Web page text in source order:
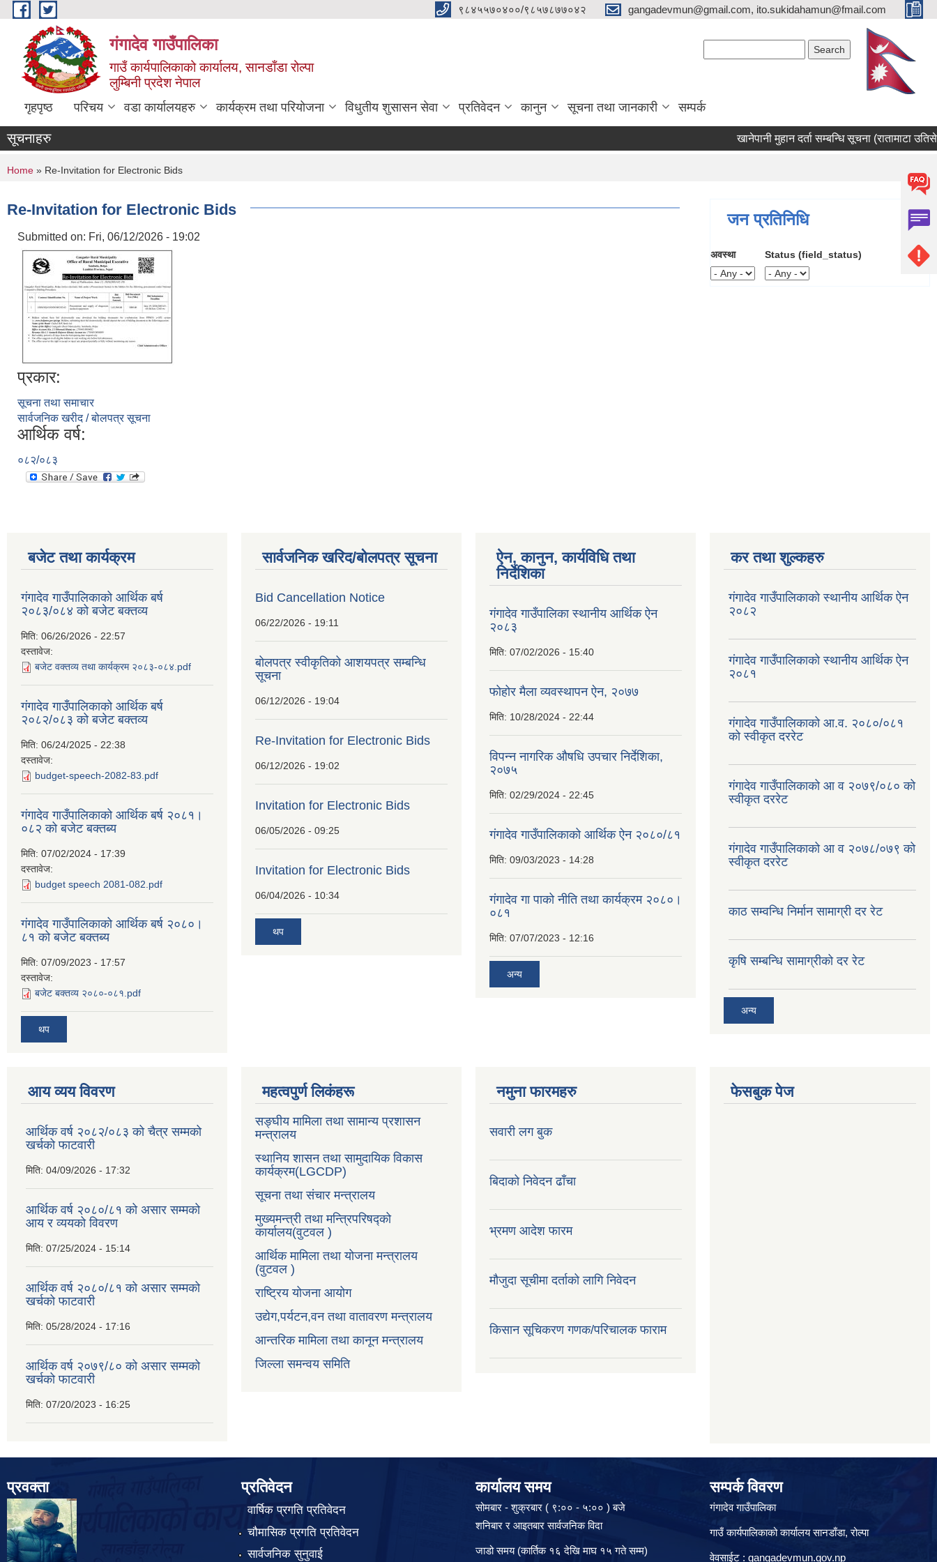
Skip to main content ९८४५५७०४००/९८५७८७७०४२ gangadevmun@gmail.com, ito.sukidahamun@fmail.com
गंगादेव गाउँपालिका
गाउँ कार्यपालिकाको कार्यालय, सानडाँडा रोल्पा
लुम्बिनी प्रदेश नेपाल
गृहपृष्ठ परिचय वडा कार्यालयहरु कार्यक्रम तथा परियोजना विधुतीय शुसासन सेवा प्रतिवेदन कानुन सूचना तथा जानकारी सम्पर्क
सूचनाहरु खानेपानी मुहान दर्ता सम्बन्धि सूचना (रातामाटा
You are here
Home » Re-Invitation for Electronic Bids
Re-Invitation for Electronic Bids
Submitted on: Fri, 06/12/2026 - 19:02
प्रकार:
सूचना तथा समाचार
सार्वजनिक खरीद / बोलपत्र सूचना
आर्थिक वर्ष:
०८२/०८३
जन प्रतिनिधि
अवस्था Status (field_status)
बजेट तथा कार्यक्रम
गंगादेव गाउँपालिकाको आर्थिक बर्ष
२०८३/०८४ को बजेट बक्तव्य
मिति: 06/26/2026 - 22:57
दस्तावेज:
बजेट वक्तव्य तथा कार्यक्रम २०८३-०८४.pdf
गंगादेव गाउँपालिकाको आर्थिक बर्ष
२०८२/०८३ को बजेट बक्तव्य
मिति: 06/24/2025 - 22:38
दस्तावेज:
budget-speech-2082-83.pdf
गंगादेव गाउँपालिकाको आर्थिक बर्ष २०८१।
०८२ को बजेट बक्तब्य
मिति: 07/02/2024 - 17:39
दस्तावेज:
budget speech 2081-082.pdf
गंगादेव गाउँपालिकाको आर्थिक बर्ष २०८०।
८१ को बजेट बक्तब्य
मिति: 07/09/2023 - 17:57
दस्तावेज:
बजेट बक्तव्य २०८०-०८१.pdf
थप
सार्वजनिक खरिद/बोलपत्र सूचना
Bid Cancellation Notice
06/22/2026 - 19:11
बोलपत्र स्वीकृतिको आशयपत्र सम्बन्धि
सूचना
06/12/2026 - 19:04
Re-Invitation for Electronic Bids
06/12/2026 - 19:02
Invitation for Electronic Bids
06/05/2026 - 09:25
Invitation for Electronic Bids
06/04/2026 - 10:34
थप
ऐन, कानुन, कार्यविधि तथा
निर्देशिका
गंगादेव गाउँपालिका स्थानीय आर्थिक ऐन
२०८३
मिति: 07/02/2026 - 15:40
फोहोर मैला व्यवस्थापन ऐन, २०७७
मिति: 10/28/2024 - 22:44
विपन्न नागरिक औषधि उपचार निर्देशिका,
२०७५
मिति: 02/29/2024 - 22:45
गंगादेव गाउँपालिकाको आर्थिक ऐन २०८०/८१
मिति: 09/03/2023 - 14:28
गंगादेव गा पाको नीति तथा कार्यक्रम २०८०।
०८१
मिति: 07/07/2023 - 12:16
अन्य
कर तथा शुल्कहरु
गंगादेव गाउँपालिकाको स्थानीय आर्थिक ऐन
२०८२
गंगादेव गाउँपालिकाको स्थानीय आर्थिक ऐन
२०८१
गंगादेव गाउँपालिकाको आ.व. २०८०/०८१
को स्वीकृत दररेट
गंगादेव गाउँपालिकाको आ व २०७९/०८० को
स्वीकृत दररेट
गंगादेव गाउँपालिकाको आ व २०७८/०७९ को
स्वीकृत दररेट
काठ सम्वन्धि निर्मान सामाग्री दर रेट
कृषि सम्बन्धि सामाग्रीको दर रेट
अन्य
आय व्यय विवरण
आर्थिक वर्ष २०८२/०८३ को चैत्र सम्मको
खर्चको फाटवारी
मिति: 04/09/2026 - 17:32
आर्थिक वर्ष २०८०/८१ को असार सम्मको
आय र व्ययको विवरण
मिति: 07/25/2024 - 15:14
आर्थिक वर्ष २०८०/८१ को असार सम्मको
खर्चको फाटवारी
मिति: 05/28/2024 - 17:16
आर्थिक वर्ष २०७९/८० को असार सम्मको
खर्चको फाटवारी
मिति: 07/20/2023 - 16:25
महत्वपुर्ण लिकंहरू
सङ्घीय मामिला तथा सामान्य प्रशासन
मन्त्रालय
स्थानिय शासन तथा सामुदायिक विकास
कार्यक्रम(LGCDP)
सूचना तथा संचार मन्त्रालय
मुख्यमन्त्री तथा मन्त्रिपरिषद्को
कार्यालय(वुटवल )
आर्थिक मामिला तथा योजना मन्त्रालय
(वुटवल )
राष्ट्रिय योजना आयोग
उद्येग,पर्यटन,वन तथा वातावरण मन्त्रालय
आन्तरिक मामिला तथा कानून मन्त्रालय
जिल्ला समन्वय समिति
नमुना फारमहरु
सवारी लग बुक
बिदाको निवेदन ढाँचा
भ्रमण आदेश फारम
मौजुदा सूचीमा दर्ताको लागि निवेदन
किसान सूचिकरण गणक/परिचालक फाराम
फेसबुक पेज
प्रवक्ता प्रतिवेदन
वार्षिक प्रगति प्रतिवेदन
चौमासिक प्रगति प्रतिवेदन
सार्वजनिक सुनुवाई
कार्यालय समय
सोमबार - शुक्रबार ( ९:०० - ५:०० ) बजे
शनिबार र आइतबार सार्वजनिक विदा
जाडो समय (कार्तिक १६ देखि माघ १५ गते सम्म)
सम्पर्क विवरण
गंगादेव गाउँपालिका
गाउँ कार्यपालिकाको कार्यालय सानडाँडा, रो‍‍ल्पा
वेवसाईट : gangadevmun.gov.np